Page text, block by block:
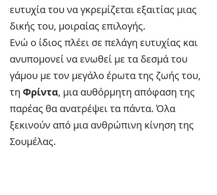
ευτυχία του να γκρεμίζεται εξαιτίας μιας
δικής του, μοιραίας επιλογής.
Ενώ ο ίδιος πλέει σε πελάγη ευτυχίας και
ανυπομονεί να ενωθεί με τα δεσμά του
γάμου με τον μεγάλο έρωτα της ζωής του,
τη Φρίντα, μια αυθόρμητη απόφαση της
παρέας θα ανατρέψει τα πάντα. Όλα
ξεκινούν από μια ανθρώπινη κίνηση της
Σουμέλας.